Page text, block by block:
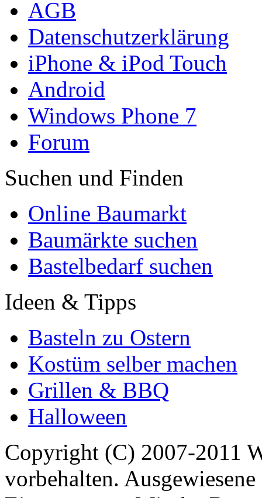
AGB
Datenschutzerklärung
iPhone & iPod Touch
Android
Windows Phone 7
Forum
Suchen und Finden
Online Baumarkt
Baumärkte suchen
Bastelbedarf suchen
Ideen & Tipps
Basteln zu Ostern
Kostüm selber machen
Grillen & BBQ
Halloween
Copyright (C) 2007-2011
vorbehalten.